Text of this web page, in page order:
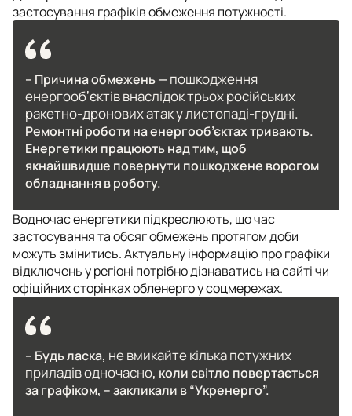
застосування графіків обмеження потужності.
– Причина обмежень —пошкодження
енергообʼєктів внаслідок трьох російських
ракетно-дронових атак у листопаді-грудні.
Ремонтні роботи на енергооб’єктах тривають.
Енергетики працюють над тим, щоб
якнайшвидше повернути пошкоджене ворогом
обладнання в роботу.
Водночас енергетики підкреслюють, що час
застосування та обсяг обмежень протягом доби
можуть змінитись. Актуальну інформацію про графіки
відключень у регіоні потрібно дізнаватись на сайті чи
офіційних сторінках обленерго у соцмережах.
– Будь ласка, не вмикайте кілька потужних
приладів одночасно, коли світло повертається
за графіком, – закликали в “Укренерго”.